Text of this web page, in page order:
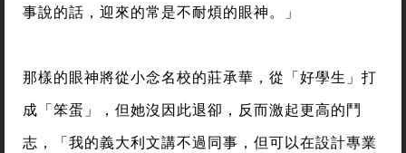
事說的話，迎來的常是不耐煩的眼神。」
那樣的眼神將從小念名校的莊承華，從「好學生」打
成「笨蛋」，但她沒因此退卻，反而激起更高的鬥
志，「我的義大利文講不過同事，但可以在設計專業